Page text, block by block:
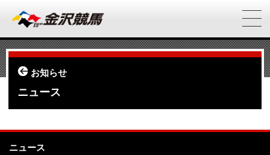
お知らせ
ニュース
ニュース